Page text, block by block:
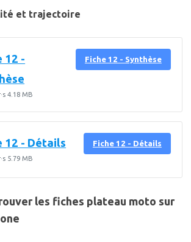
et trajectoire
12 -
4.18 MB
Fiche 12 - Synthèse
12 - Détails
5.79 MB
Fiche 12 - Détails
les fiches plateau moto sur